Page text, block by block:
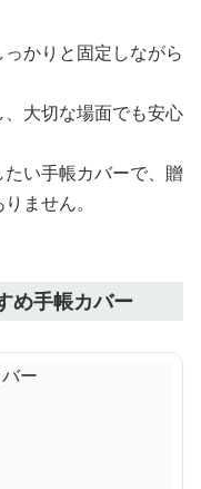
かりと固定しながら
大切な場面でも安心
い手帳カバーで、贈
ません。
め手帳カバー